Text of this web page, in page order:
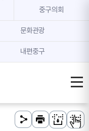
중구의회
문화관광
내편중구